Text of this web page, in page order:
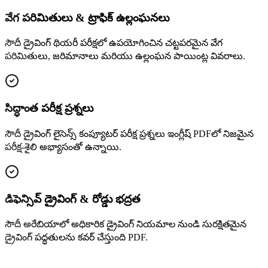
వేగ పరిమితులు & ట్రాఫిక్ ఉల్లంఘనలు
సౌదీ డ్రైవింగ్ థియరీ పరీక్షలో ఉపయోగించిన చట్టపరమైన వేగ
పరిమితులు, జరిమానాలు మరియు ఉల్లంఘన పాయింట్ల వివరాలు.
సిద్ధాంత పరీక్ష ప్రశ్నలు
సౌదీ డ్రైవింగ్ లైసెన్స్ కంప్యూటర్ పరీక్ష ప్రశ్నలు ఇంగ్లీష్ PDFలో నిజమైన
పరీక్ష-శైలి అభ్యాసంతో ఉన్నాయి.
డిఫెన్సివ్ డ్రైవింగ్ & రోడ్డు భద్రత
సౌదీ అరేబియాలో అధికారిక డ్రైవింగ్ నియమాల నుండి సురక్షితమైన
డ్రైవింగ్ పద్ధతులను కవర్ చేస్తుంది PDF.